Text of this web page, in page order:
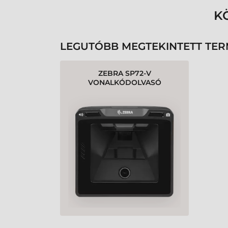
LEGUTÓBB MEGTEKINTETT
ZEBRA SP72-V
VONALKÓDOLVASÓ